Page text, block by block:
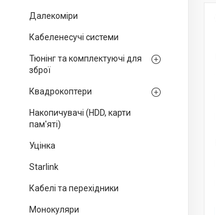
Далекоміри
Кабеленесучі системи
Тюнінг та комплектуючі для
зброї
Квадрокоптери
Накопичувачі (HDD, карти
пам'яті)
Уцінка
Starlink
Кабелі та перехідники
Монокуляри